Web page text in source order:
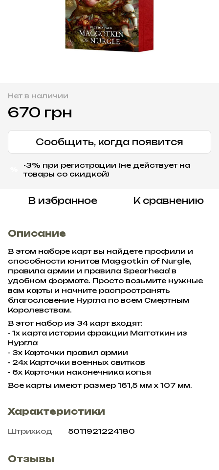
Нет в наличии
670 грн
Сообщить, когда появится
-3% при регистрации (не действует на
товары со скидкой)
В избранное К сравнению
Описание
В этом наборе карт вы найдете профили и
способности юнитов Maggotkin of Nurgle,
правила армии и правила Spearhead в
удобном формате. Просто возьмите нужные
вам карты и начните распространять
благословение Нургла по всем Смертным
Королевствам.
В этот набор из 34 карт входят:
- 1х карта истории фракции Магготкин из
Нургла
- 3x Карточки правил армии
- 24x Карточки военных свитков
- 6x Карточки наконечника копья
Все карты имеют размер 161,5 мм x 107 мм.
Характеристики
Штрихкод 5011921224180
Отзывы